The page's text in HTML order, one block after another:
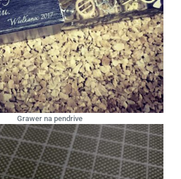
Grawer na pendrive